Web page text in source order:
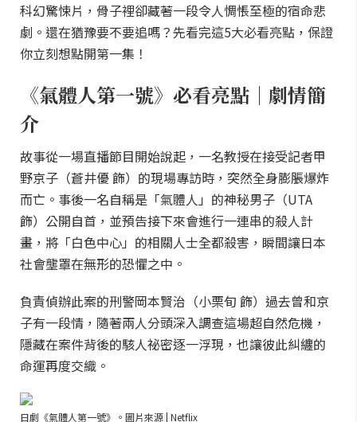
科幻驚悚片，骨子裡卻藏著一段令人惆悵至極的宿命悲
劇。還在猶豫要不要追嗎？先看完這5大必看亮點，保證
你立刻想點開第一集！
《氣體人第一號》必看亮點｜劇情簡
介
故事從一場直播節目開始說起，一名教授在接受記者甲
野京子（蒼井優 飾）的現場專訪時，突然全身膨脹爆炸
而亡。事後一名自稱是「氣體人」的神秘男子（UTA
飾）公開自首，並預告接下來會進行一連串的殺人計
畫，將「白色中心」的相關人士全都殺害，瞬間讓日本
社會壟罩在無形的恐懼之中。
負責偵辦此案的刑警岡本賢治（小栗旬 飾）過去曾和京
子有一段情，隨著兩人分頭深入調查這場超自然危機，
隱藏在案件背後的駭人祕密逐一浮現，也讓彼此糾纏的
命運再度交織。
日劇《氣體人第一號》。圖片來源 | Netflix